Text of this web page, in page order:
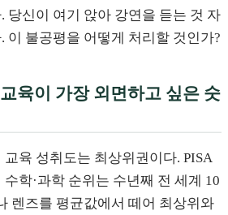
당신이 여기 앉아 강연을 듣는 것 자
이 불공평을 어떻게 처리할 것인가?
육이 가장 외면하고 싶은 숫
육 성취도는 최상위권이다. PISA
학·과학 순위는 수년째 전 세계 10
렌즈를 평균값에서 떼어 최상위와